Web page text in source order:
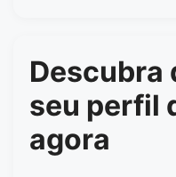
Descubra
seu perfil
agora